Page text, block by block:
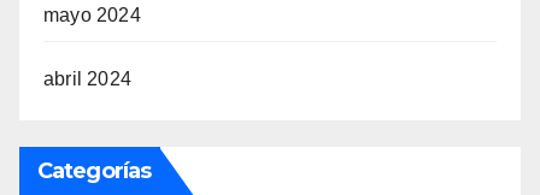
mayo 2024
abril 2024
Categorías